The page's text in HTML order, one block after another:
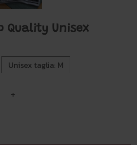
Quality Unisex
Unisex taglia: M
+